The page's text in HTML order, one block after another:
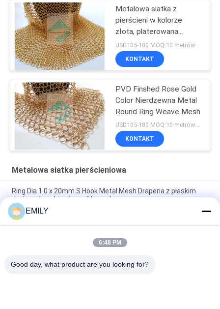
Metalowa siatka z
pierścieni w kolorze
złota, platerowana
elektrolitycznie
KONTAKT
PVD Finshed Rose Gold
Color Nierdzewna Metal
Round Ring Weave Mesh
USD105-180 MOQ:10 metrów kwadratowych
KONTAKT
Metalowa siatka pierścieniowa
Ring Dia 1.0 x 20mm S Hook Metal Mesh Draperia z płaskim
drutem do zabiegów sufitowych
Złote kolorowe spawane stalowe zasłony z siatki do dekoracji
hoteli
Wyroby z stali nierdzewnej z łańcuchem poczty metalowej
EMILY
6:48 PM
Good day, what product are you looking for?